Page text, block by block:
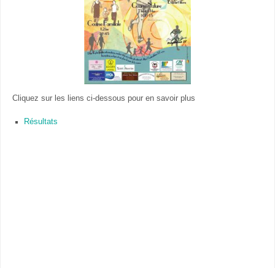
Cliquez sur les liens ci-dessous pour en savoir plus
Résultats